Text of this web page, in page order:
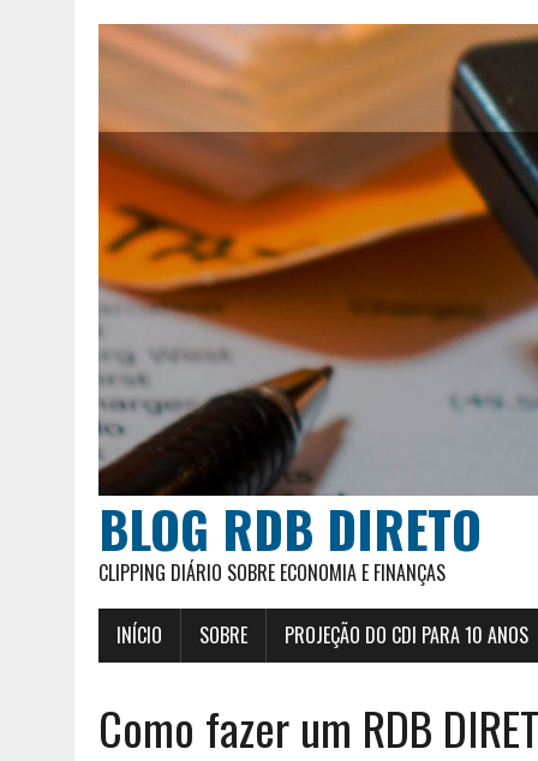
BLOG RDB DIRETO
CLIPPING DIÁRIO SOBRE ECONOMIA E FINANÇAS
INÍCIO SOBRE PROJEÇÃO DO CDI PARA 10 ANOS
Como fazer um RDB